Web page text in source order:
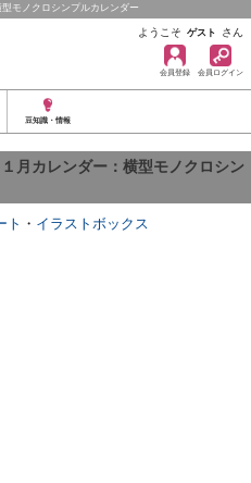
モノクロシンプルカレンダー
ようこそ ゲスト さん
会員登録 会員ログイン
豆知識・情報
月カレンダー：横型モノクロシン
ト ・ イラストボックス